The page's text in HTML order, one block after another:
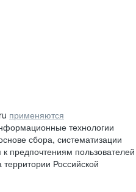
применяются
технологии
сбора, систематизации
предпочтениям пользователей
Российской